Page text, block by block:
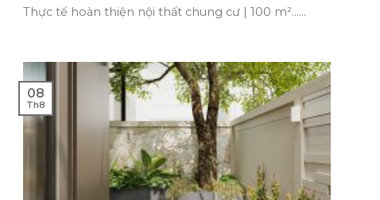
Thực tế hoàn thiện nội thất chung cư | 100 m²......
08
Th8